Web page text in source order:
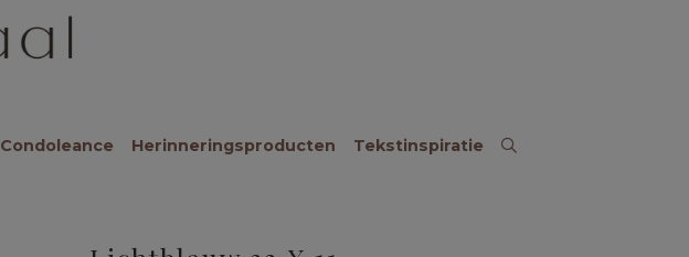
Condoleance Herinneringsproducten Tekstinspiratie